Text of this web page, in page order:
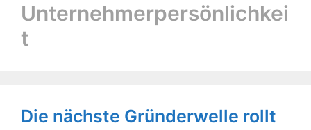
Unternehmerpersönlichkei
t
Die nächste Gründerwelle rollt